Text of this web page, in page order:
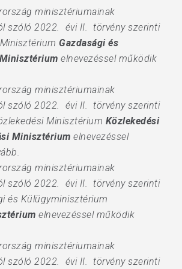
minisztériumainak
szóló 2022. évi II. törvény szerinti
Gazdasági és
elnevezéssel működik
minisztériumainak
szóló 2022. évi II. törvény szerinti
Minisztérium Közlekedési
Minisztérium elnevezéssel
minisztériumainak
szóló 2022. évi II. törvény szerinti
és Külügyminisztérium
elnevezéssel működik
minisztériumainak
szóló 2022. évi II. törvény szerinti